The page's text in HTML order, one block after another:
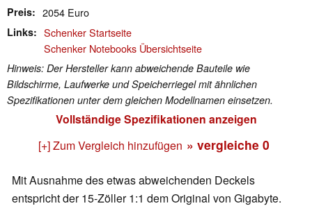
Preis 2054 Euro
Links
Schenker Startseite
Schenker Notebooks Übersichtseite
Hinweis: Der Hersteller kann abweichende Bauteile wie
Bildschirme, Laufwerke und Speicherriegel mit ähnlichen
Spezifikationen unter dem gleichen Modellnamen einsetzen.
Vollständige Spezifikationen anzeigen
[+] Zum Vergleich hinzufügen » vergleiche 0
Mit Ausnahme des etwas abweichenden Deckels
entspricht der 15-Zöller 1:1 dem Original von Gigabyte.